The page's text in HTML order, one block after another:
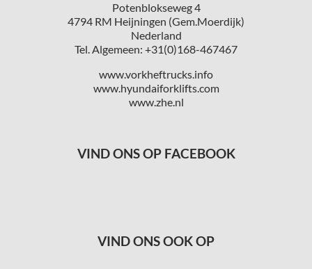
Potenblokseweg 4
4794 RM Heijningen (Gem.Moerdijk)
Nederland
Tel. Algemeen: +31(0)168-467467
www.vorkheftrucks.info
www.hyundaiforklifts.com
www.zhe.nl
VIND ONS OP FACEBOOK
VIND ONS OOK OP